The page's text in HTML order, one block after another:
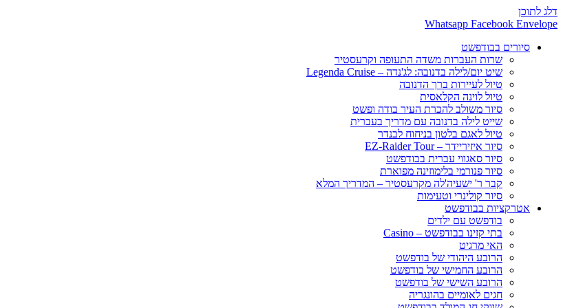
דלג לתוכן
Whatsapp Facebook Envelope
סיורים בבודפשט
שרות העברות משדה התעופה וקרעסטיר
שיט יום/לילה בדנובה: לג'נדה – Legenda Cruise
טיול לעיירות ברך הדנובה
טיול לוינה הקלאסית
סיור משולב להכרת העיר בודה ופשט
שייט לילה בדנובה עם מדריך בעברית
טיול לאגם בלטון בניחוח לבנדר
סיור איזיריידר – EZ-Raider Tour
סיור סאגווי עברית בבודפשט
סיור פנורמי בלימוזינה מפוארת
קבר ר' ישעיה'לה מקרעסטיר – המדריך המלא
סיור קולינרי וטעימות
אטרקציות בבודפשט
בודפשט עם ילדים
בתי קזינו בבודפשט – Casino
האי מרגיט
הרובע היהודי של בודפשט
הרובע החמישי של בודפשט
הרובע השישי של בודפשט
חגים לאומיים בהונגריה